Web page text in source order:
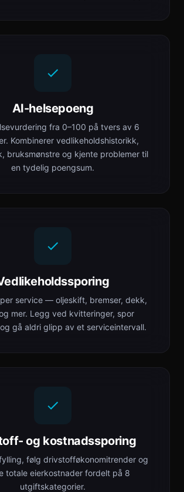
AI-helsepoeng
fra 0–100 på tvers av 6
Kombinerer vedlikeholdshistorikk,
bruksmønstre og kjente problemer til
en tydelig poengsum.
service — oljeskift, bremser, dekk,
mer. Legg ved kvitteringer, spor
gå aldri glipp av et serviceintervall.
og kostnadssporing
følg drivstofføkonomitrender og
totale eierkostnader fordelt på 8
utgiftskategorier.